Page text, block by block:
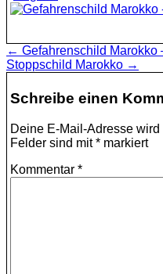
← Gefahrenschild Marokko
Stoppschild Marokko →
Schreibe einen
Deine E-Mail-Adresse
Felder sind mit* markiert
Kommentar *